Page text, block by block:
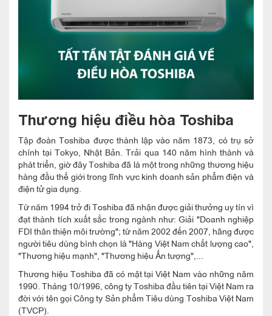
Thương hiệu điều hòa Toshiba
Tập đoàn Toshiba được thành lập vào năm 1873, có trụ sở
chính tại Tokyo, Nhật Bản. Trải qua 140 năm hình thành và
phát triển, giờ đây Toshiba đã là một trong những thương hiệu
hàng đầu thế giới trong lĩnh vực kinh doanh sản phẩm điện và
điện tử gia dụng.
Từ năm 1994 trở đi Toshiba đã nhận được giải thưởng uy tín vì
đạt thành tích xuất sắc trong ngành như: Giải "Doanh nghiệp
FDI thân thiện môi trường"; từ năm 2002 đến 2007, hãng được
người tiêu dùng bình chọn là "Hàng Việt Nam chất lượng cao",
"Thương hiệu mạnh", "Thương hiệu Ấn tượng",...
Thương hiệu Toshiba đã có mặt tại Việt Nam vào những năm
1990. Tháng 10/1996, công ty Toshiba đầu tiên tại Việt Nam ra
đời với tên gọi Công ty Sản phẩm Tiêu dùng Toshiba Việt Nam
(TVCP).